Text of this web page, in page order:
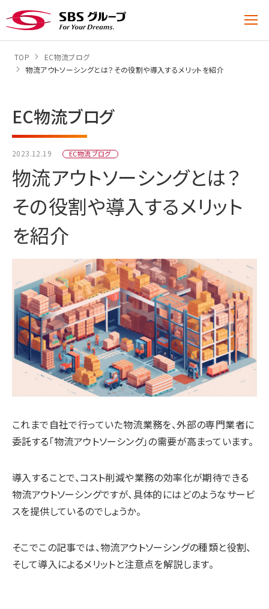
TOP
EC物流ブログ
物流アウトソーシングとは？その役割や導入するメリットを紹介
EC物流ブログ
2023.12.19 EC物流ブログ
物流アウトソーシングとは？
その役割や導入するメリット
を紹介
これまで自社で行っていた物流業務を、外部の専門業者に
委託する「物流アウトソーシング」の需要が高まっています。
導入することで、コスト削減や業務の効率化が期待できる
物流アウトソーシングですが、具体的にはどのようなサービ
スを提供しているのでしょうか。
そこでこの記事では、物流アウトソーシングの種類と役割、
そして導入によるメリットと注意点を解説します。